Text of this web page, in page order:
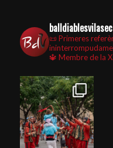
📜 Primeres
🔱 Membre de la